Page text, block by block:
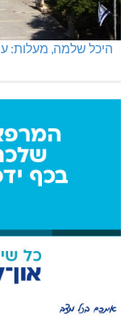
היכל שלמה, מעלות: עונת